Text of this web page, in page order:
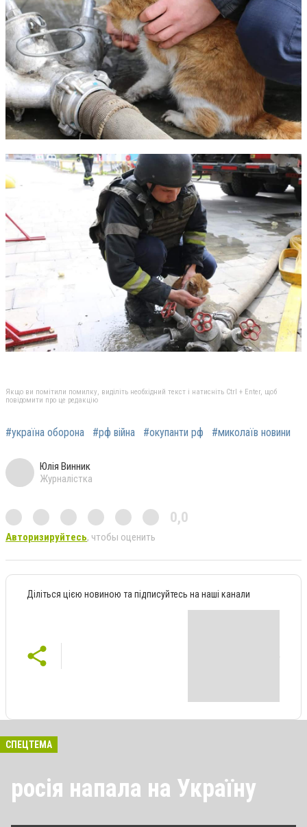
Якщо ви помітили помилку, виділіть необхідний текст і натисніть Ctrl + Enter, щоб
повідомити про це редакцію
#україна оборона #рф війна #окупанти рф #миколаїв новини
Юлія Винник
Журналістка
0,0
Авторизируйтесь, чтобы оценить
Діліться цією новиною та підписуйтесь на наші канали
СПЕЦТЕМА
росія напала на Україну